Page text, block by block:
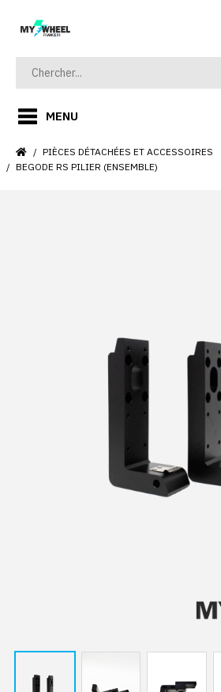
MENU
PIÈCES DÉTACHÉES ET ACCESSOIRES
BEGODE RS PILIER (ENSEMBLE)